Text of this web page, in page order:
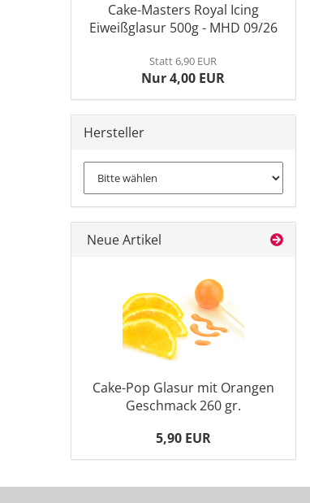
Cake-Masters Royal Icing
Eiweißglasur 500g - MHD 09/26
Statt 6,90 EUR
Nur 4,00 EUR
Hersteller
Neue Artikel
Cake-Pop Glasur mit Orangen
Geschmack 260 gr.
5,90 EUR